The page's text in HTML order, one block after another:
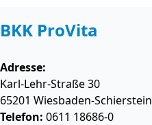
BKK ProVita
Adresse:
Karl-Lehr-Straße 30
65201 Wiesbaden-Schierstein
Telefon: 0611 18686-0